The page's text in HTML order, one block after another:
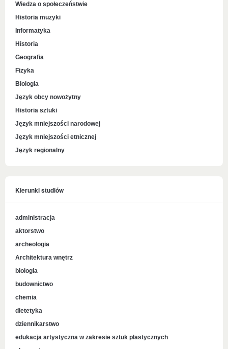
Wiedza o społeczeństwie
Historia muzyki
Informatyka
Historia
Geografia
Fizyka
Biologia
Język obcy nowożytny
Historia sztuki
Język mniejszości narodowej
Język mniejszości etnicznej
Język regionalny
Kierunki studiów
administracja
aktorstwo
archeologia
Architektura wnętrz
biologia
budownictwo
chemia
dietetyka
dziennikarstwo
edukacja artystyczna w zakresie sztuk plastycznych